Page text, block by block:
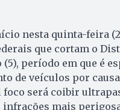
nesta quinta-feira
que cortam o
período em que é
de veículos por
será coibir
mais